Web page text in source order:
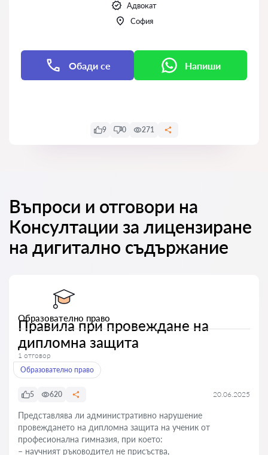
Адвокат
София
Обади се Напиши
9 0 271
Въпроси и отговори на
Консултации за лицензиране
на дигитално съдържание
Образователно право
Правила при провеждане на
дипломна защита
1 отговор
Образователно право
5 620 20.06.2025
Представлява ли административно нарушение
провеждането на дипломна защита на ученик от
професионална гимназия, при което:
– научният ръководител не присъства,